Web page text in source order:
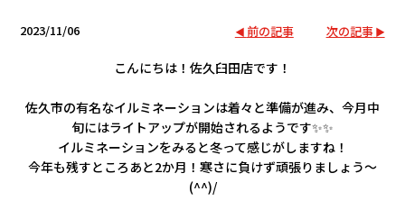
店舗情報
イベント・キャンペーン
ご購入者サポート
アフターサポート
2023/11/06 前の記事 次の記事
こんにちは！佐久臼田店です！
佐久市の有名なイルミネーションは着々と準備が進み、 今月中
旬にはライトアップが開始されるようです✨✨
イルミネーションをみると冬って感じがしますね！
今年も残すところあと2か月！寒さに負けず頑張りましょう～
(^^)/